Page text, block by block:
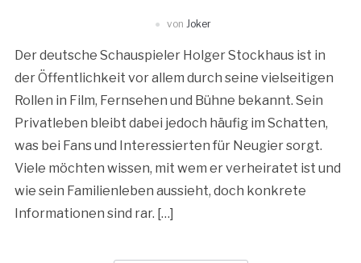
von Joker
Der deutsche Schauspieler Holger Stockhaus ist in
der Öffentlichkeit vor allem durch seine vielseitigen
Rollen in Film, Fernsehen und Bühne bekannt. Sein
Privatleben bleibt dabei jedoch häufig im Schatten,
was bei Fans und Interessierten für Neugier sorgt.
Viele möchten wissen, mit wem er verheiratet ist und
wie sein Familienleben aussieht, doch konkrete
Informationen sind rar. […]